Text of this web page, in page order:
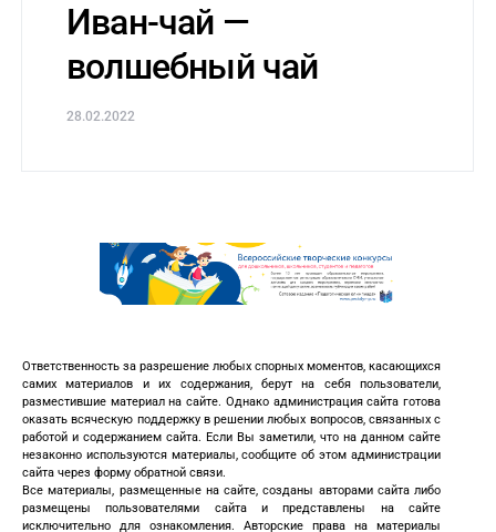
Иван-чай —
волшебный чай
28.02.2022
Ответственность за разрешение любых спорных моментов, касающихся
самих материалов и их содержания, берут на себя пользователи,
разместившие материал на сайте. Однако администрация сайта готова
оказать всяческую поддержку в решении любых вопросов, связанных с
работой и содержанием сайта. Если Вы заметили, что на данном сайте
незаконно используются материалы, сообщите об этом администрации
сайта через форму обратной связи.
Все материалы, размещенные на сайте, созданы авторами сайта либо
размещены пользователями сайта и представлены на сайте
исключительно для ознакомления. Авторские права на материалы